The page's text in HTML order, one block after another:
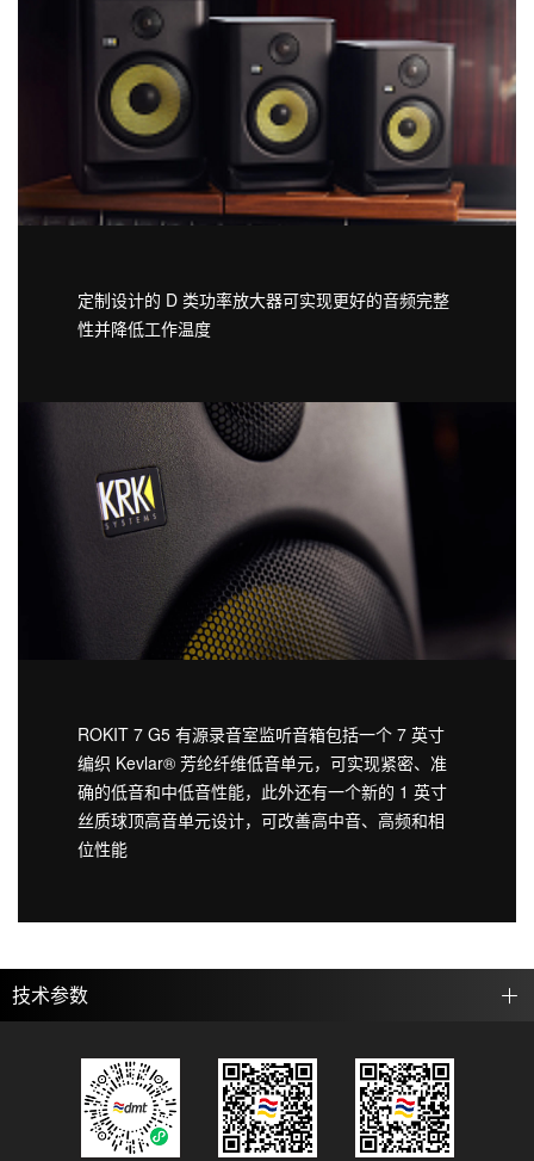
定制设计的 D 类功率放大器可实现更好的音频完整
性并降低工作温度
ROKIT 7 G5 有源录音室监听音箱包括一个 7 英寸
编织 Kevlar® 芳纶纤维低音单元，可实现紧密、准
确的低音和中低音性能，此外还有一个新的 1 英寸
丝质球顶高音单元设计，可改善高中音、高频和相
位性能
技术参数